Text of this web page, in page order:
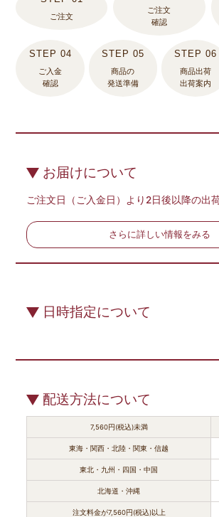
ご注文
ご注文
確認
ご入金
確認
商品の
発送準備
商品出荷
出荷案内
お届けについて
ご注文日（ご入金日）より2日後以降の出
さらに詳しい情報をみる
日時指定について
配送方法について
7,560円(税込)未満
東海・関西・北陸・関東・信越
東北・九州・四国・中国
北海道・沖縄
注文料金が7,560円(税込)以上